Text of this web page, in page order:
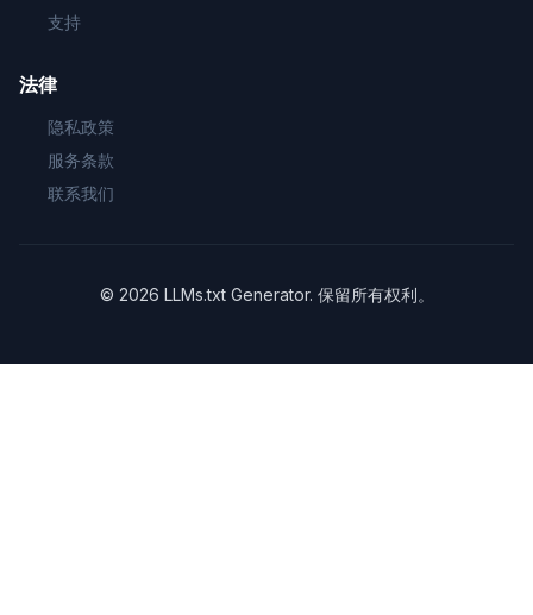
支持
法律
隐私政策
服务条款
联系我们
© 2026 LLMs.txt Generator. 保留所有权利。